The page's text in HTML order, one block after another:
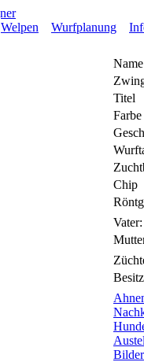
Welpen Wurfplanung
Name
Titel
Farbe
Chip
Vater:
Bilder